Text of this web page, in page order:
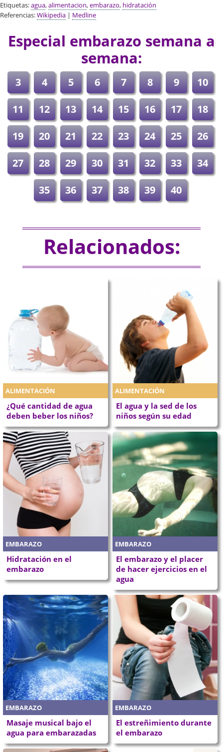
Etiquetas:agua,alimentacion,embarazo, hidratación
Referencias:Wikipedia | Medline
Especial embarazo semana a
semana:
3 4 5 6 7 8 9
10
11
12 13 14 15 16 17
18
19
20 21 22 23 24 25
26
27
28 29 30 31 32 33
34
35
36 37 38 39 40
Relacionados:
ALIMENTACIÓN
¿Qué cantidad de agua
deben beber los niños?
ALIMENTACIÓN
El agua y la sed de los
niños según su edad
EMBARAZO
Hidratación en el
embarazo
EMBARAZO
El embarazo y el placer
de hacer ejercicios en el
agua
EMBARAZO
Masaje musical bajo el
agua para embarazadas
EMBARAZO
El estreñimiento durante
el embarazo